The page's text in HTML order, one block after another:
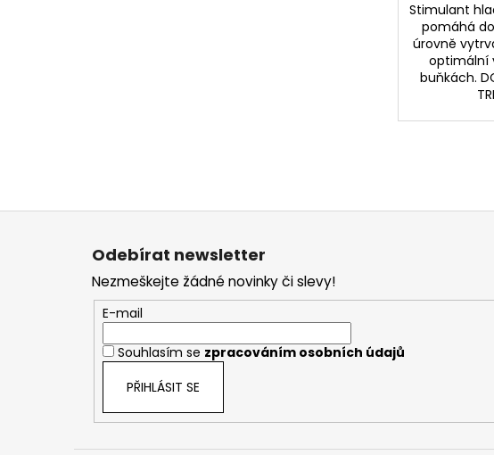
Stimulant
pomáhá
úrovně
optimální
buňkách.
Z
Odebírat newsletter
Nezmeškejte žádné novinky či slevy!
E-mail
Souhlasím se zpracováním osobních údajů
PŘIHLÁSIT SE